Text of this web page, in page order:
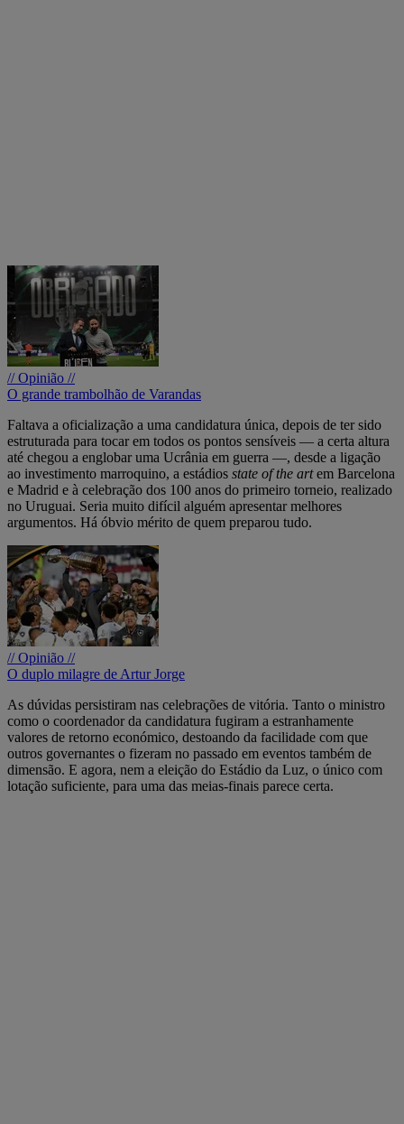
// Opinião //
O grande trambolhão de Varandas
Faltava a oficialização a uma candidatura única, depois de ter sido
estruturada para tocar em todos os pontos sensíveis — a certa altura
até chegou a englobar uma Ucrânia em guerra —, desde a ligação
ao investimento marroquino, a estádios state of the artem Barcelona
e Madrid e à celebração dos 100 anos do primeiro torneio, realizado
no Uruguai. Seria muito difícil alguém apresentar melhores
argumentos. Há óbvio mérito de quem preparou tudo.
// Opinião //
O duplo milagre de Artur Jorge
As dúvidas persistiram nas celebrações de vitória. Tanto o ministro
como o coordenador da candidatura fugiram a estranhamente
valores de retorno económico, destoando da facilidade com que
outros governantes o fizeram no passado em eventos também de
dimensão. E agora, nem a eleição do Estádio da Luz, o único com
lotação suficiente, para uma das meias-finais parece certa.